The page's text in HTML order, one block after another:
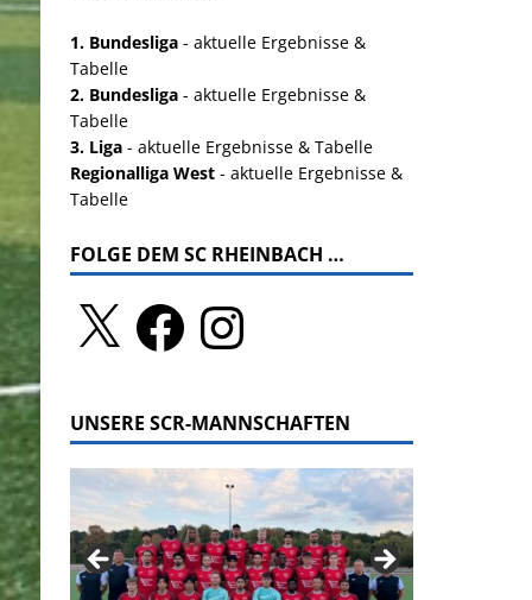
1. Bundesliga- aktuelle Ergebnisse &
Tabelle
2. Bundesliga - aktuelle Ergebnisse &
Tabelle
3. Liga- aktuelle Ergebnisse & Tabelle
Regionalliga West - aktuelle Ergebnisse &
Tabelle
FOLGE DEM SC RHEINBACH …
UNSERE SCR-MANNSCHAFTEN